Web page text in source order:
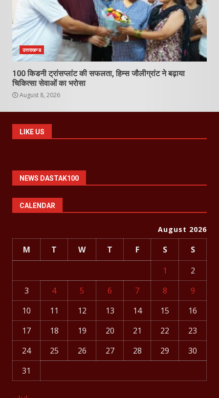
उत्तराखण्ड
100 किडनी ट्रांसप्लांट की सफलता, हिम्स जौलीग्रांट ने बढ़ाया
चिकित्सा सेवाओं का भरोसा
August 8, 2026
LIKE US
NEWS DASTAK100
CALENDAR
August 2026
M T W T F S
S
1
2
3
4 5 6 7 8
9
10
11 12 13 14 15
16
17
18 19 20 21 22
23
24
25 26 27 28 29
30
31